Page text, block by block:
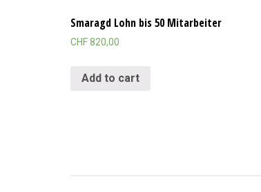
Smaragd Lohn bis 50 Mitarbeiter
CHF820,00
Add to cart